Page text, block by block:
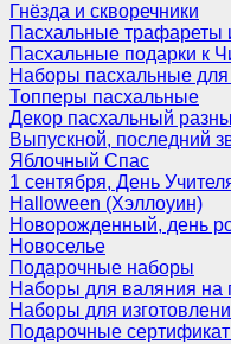
Гнёзда и скворечники
Пасхальные
Пасхальные подарки к
Наборы пасхальные для
Топперы пасхальные
Декор пасхальный
Выпускной, последний
Яблочный Спас
1 сентября, День
Halloween (Хэллоуин)
Новорожденный, день
Новоселье
Подарочные наборы
Наборы для валяния на
Наборы для
Подарочные